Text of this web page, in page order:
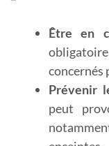
Être en
concernés
Prévenir
peut